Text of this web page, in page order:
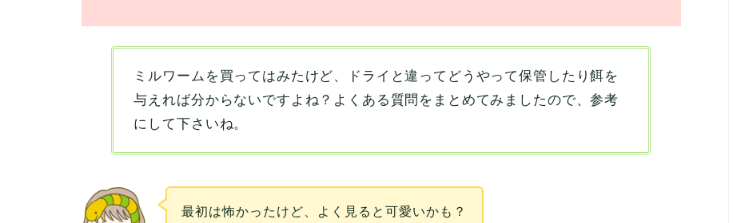
ミルワームを買ってはみたけど、ドライと違ってどうやって保管したり餌を
与えれば分からないですよね？よくある質問をまとめてみましたので、参考
にして下さいね。
最初は怖かったけど、よく見ると可愛いかも？